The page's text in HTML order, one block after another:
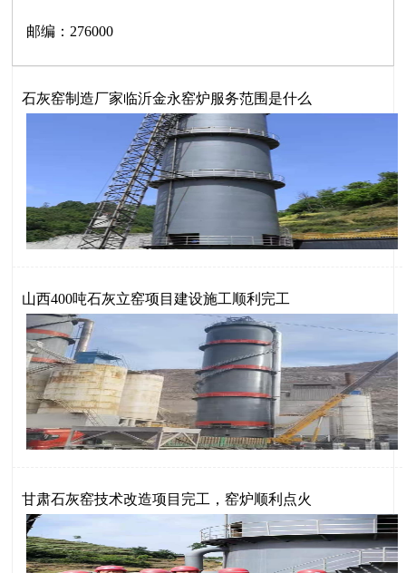
邮编：276000
石灰窑制造厂家临沂金永窑炉服务范围是什么
山西400吨石灰立窑项目建设施工顺利完工
甘肃石灰窑技术改造项目完工，窑炉顺利点火